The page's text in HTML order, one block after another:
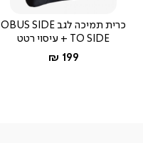
כרית תמיכה לגב OBUS SIDE
TO SIDE + עיסוי רטט
החל מ-
199 ₪